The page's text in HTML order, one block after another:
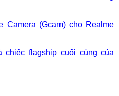
Camera (Gcam) cho Realme
chiếc flagship cuối cùng của